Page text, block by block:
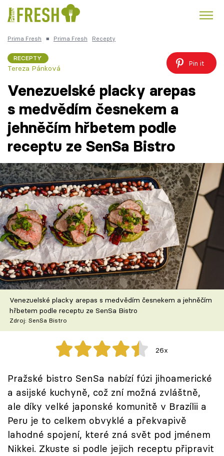
Česká kuchyně
Témata
Články
TV Program
Škola vaření
Recepty z TV
Speciál: Cuketa
Těhotnej kuchař
Sledujte prima+
Sledujte nás
Prima Fresh ■ Prima Fresh Recepty
RECEPTY
Tereza Pánková
Pin it
Venezuelské placky arepas
s medvědím česnekem a
jehněčím hřbetem podle
receptu ze SenSa Bistro
Venezuelské placky arepas s medvědím česnekem a jehněčím
hřbetem podle receptu ze SenSa Bistro
Zdroj: SenSa Bistro
26x
Pražské bistro SenSa nabízí fúzi jihoamerické
a asijské kuchyně, což zní možná zvláštně,
ale díky velké japonské komunitě v Brazílii a
Peru je to celkem obvyklé a překvapivě
lahodné spojení, které zná svět pod jménem
Nikkei. Zkuste si podle jejich receptu připravit